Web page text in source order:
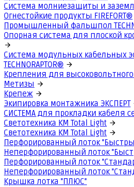
Система молниезащиты и
Огнестойкие продукты FIREFORT®
Промышленный фальшпол
Опорная система для плоской
Система модульных кабельных
TECHNORAPTOR®
Крепления для
Метизы
Крепеж
Экипировка монтажника ЭКСПЕРТ
СИСТЕМА для прокладки кабеля
Светотехника КМ Total Light
Светотехника КМ Total Light
Перфорированный лоток
Неперфорированный лоток
Перфорированный лоток
Неперфорированный лоток
Крышка лотка "ПЛЮС"